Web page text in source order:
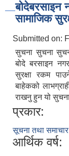
बोदेबरसाइन
सामाजिक
Submitted on:
सुचना सुचना
बोदे बरसाइन
सुरक्षा रकम
बाहेकको
राखनु हुन यो
प्रकार:
सूचना तथा समाचार
आर्थिक वर्ष: